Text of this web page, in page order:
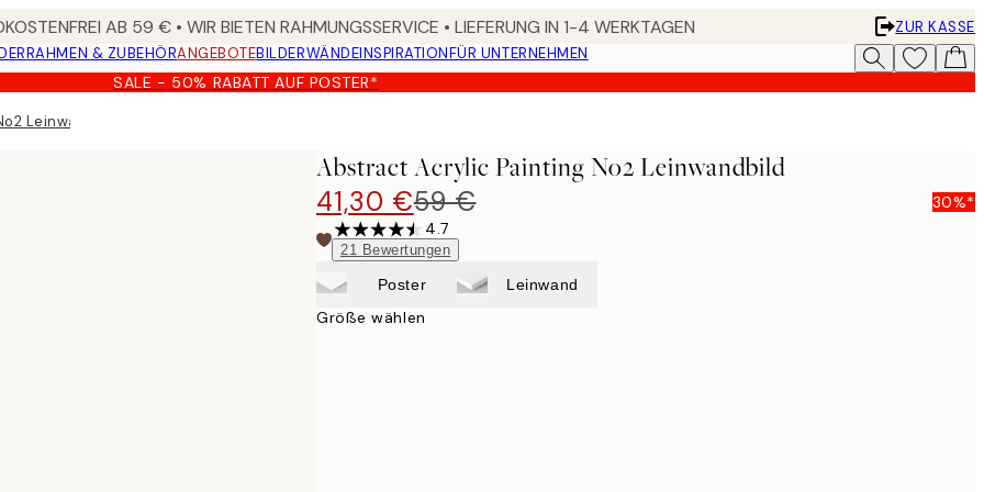
AB 59 € • WIR BIETEN RAHMUNGSSERVICE • LIEFERUNG IN 1-4 WERKTAGEN
ZUR KASSE
RAHMEN & ZUBEHÖRANGEBOTEBILDERWÄNDEINSPIRATIONFÜR UNTERNEHMEN
SALE - 50% RABATT AUF POSTER*
Leinwandbild
Abstract Acrylic Painting No2 Leinwandbild
41,30 €59 €
30%*
4.7
21 Bewertungen
Poster Leinwand
Größe wählen